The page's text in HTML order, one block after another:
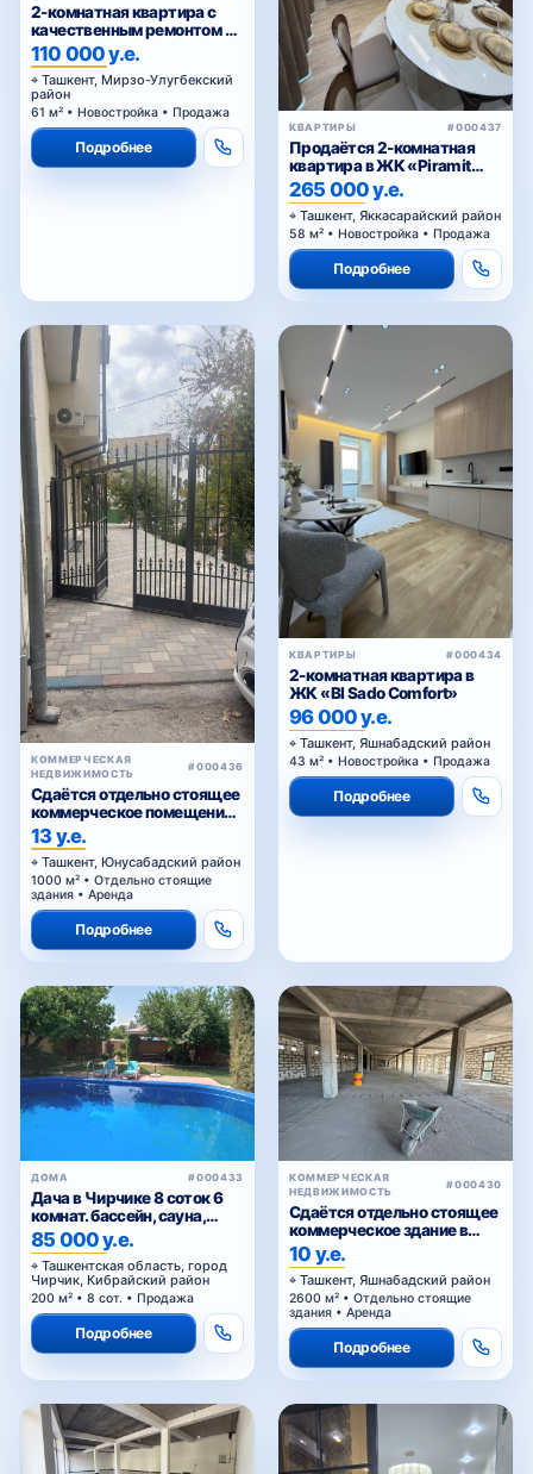
2-комнатная квартира с
качественным ремонтом в
ЖК Parkent Avenue — 61,02
м²
110 000 у.е.
Ташкент, Мирзо-Улугбекский
район
61 м² • Новостройка • Продажа
Подробнее
КВАРТИРЫ #000437
Продаётся 2-комнатная
квартира в ЖК «Piramit
Tower»
265 000 у.е.
Ташкент, Яккасарайский район
58 м² • Новостройка • Продажа
Подробнее
КОММЕРЧЕСКАЯ
НЕДВИЖИМОСТЬ
#000436
Сдаётся отдельно стоящее
коммерческое помещение
в аренду
13 у.е.
Ташкент, Юнусабадский район
1000 м² • Отдельно стоящие
здания • Аренда
Подробнее
КВАРТИРЫ #000434
2-комнатная квартира в
ЖК «BI Sado Comfort»
96 000 у.е.
Ташкент, Яшнабадский район
43 м² • Новостройка • Продажа
Подробнее
ДОМА #000433
Дача в Чирчике 8 соток 6
комнат. бассейн, сауна,
летняя кухня
85 000 у.е.
Ташкентская область, город
Чирчик, Кибрайский район
200 м² • 8 сот. • Продажа
Подробнее
КОММЕРЧЕСКАЯ
НЕДВИЖИМОСТЬ
#000430
Сдаётся отдельно стоящее
коммерческое здание в
аренду
10 у.е.
Ташкент, Яшнабадский район
2600 м² • Отдельно стоящие
здания • Аренда
Подробнее